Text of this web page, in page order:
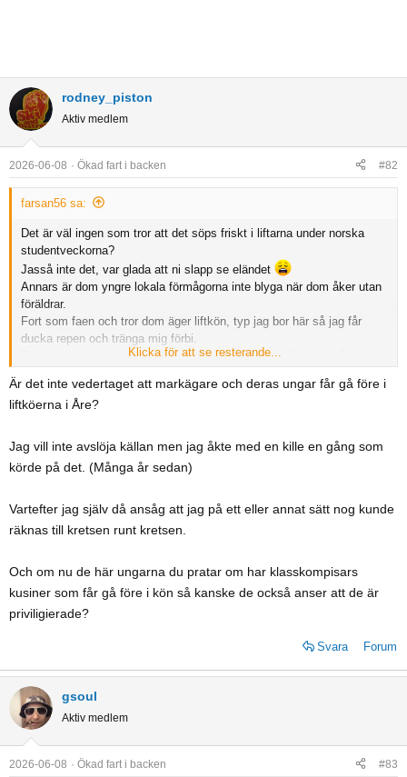
rodney_piston
Aktiv medlem
2026-06-08 Ökad fart i backen #82
farsan56 sa:
Det är väl ingen som tror att det söps friskt i liftarna under norska
studentveckorna?
Jasså inte det, var glada att ni slapp se eländet
Annars är dom yngre lokala förmågorna inte blyga när dom åker utan
föräldrar.
Fort som faen och tror dom äger liftkön, typ jag bor här så jag får
ducka repen och tränga mig förbi.
Rent generellt tycker jag att skidkulturen blir sämre för varje år.
Klicka för att se resterande...
Är det inte vedertaget att markägare och deras ungar får gå före i
liftköerna i Åre?
Jag vill inte avslöja källan men jag åkte med en kille en gång som
körde på det. (Många år sedan)
Vartefter jag själv då ansåg att jag på ett eller annat sätt nog kunde
räknas till kretsen runt kretsen.
Och om nu de här ungarna du pratar om har klasskompisars
kusiner som får gå före i kön så kanske de också anser att de är
priviligierade?
Svara Forum
gsoul
Aktiv medlem
2026-06-08 Ökad fart i backen #83